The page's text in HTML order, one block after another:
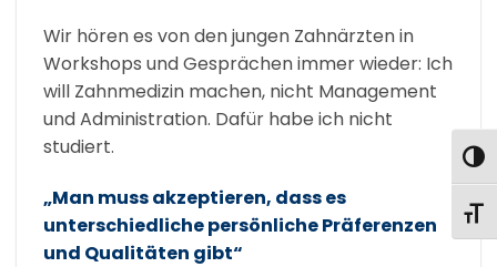
Wir hören es von den jungen Zahnärzten in
Workshops und Gesprächen immer wieder: Ich
will Zahnmedizin machen, nicht Management
und Administration. Dafür habe ich nicht
studiert.
„Man muss akzeptieren, dass es
unterschiedliche persönliche Präferenzen
und Qualitäten gibt“